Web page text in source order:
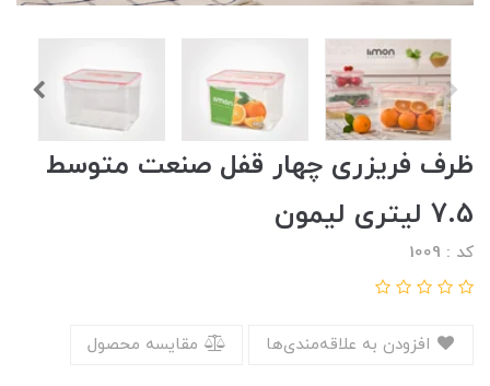
ظرف فریزری چهار قفل صنعت متوسط
7.5 لیتری لیمون
کد : 1009
مقایسه محصول